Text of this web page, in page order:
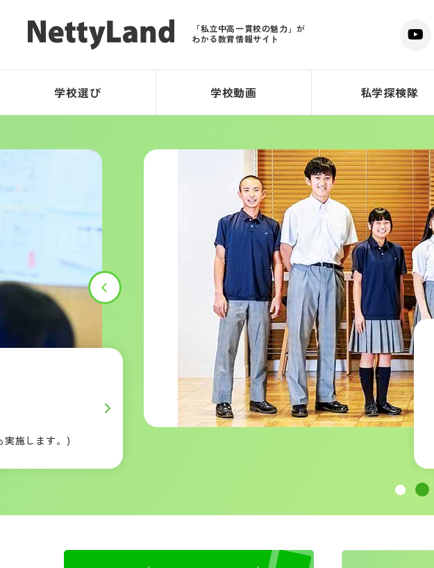
「私立中高一貫校の魅力」が
わかる教育情報サイト
学校選び 学校動画 私学探検隊
施します。)